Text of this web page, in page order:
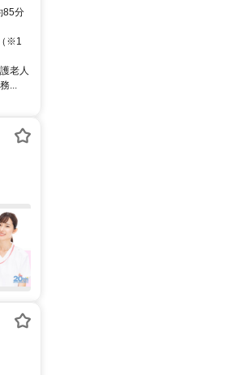
85分
※1
老人
...